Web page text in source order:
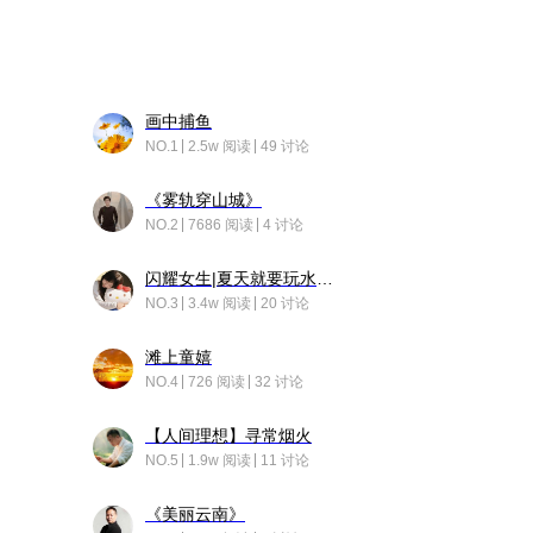
画中捕鱼
NO.1 2.5w 阅读 49 讨论
《雾轨穿山城》
NO.2 7686 阅读 4 讨论
NO.3 3.4w 阅读 20 讨论
滩上童嬉
NO.4 726 阅读 32 讨论
【人间理想】寻常烟火
NO.5 1.9w 阅读 11 讨论
《美丽云南》